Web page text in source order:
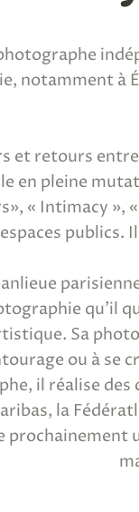
notamment à
et retours
en pleine
« Intimacy »,
publics.
qu’il
Sa
ou à se
il réalise
la